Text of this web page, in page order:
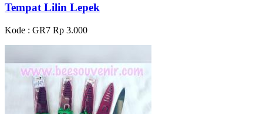
Tempat Lilin Lepek
Kode : GR7 Rp 3.000